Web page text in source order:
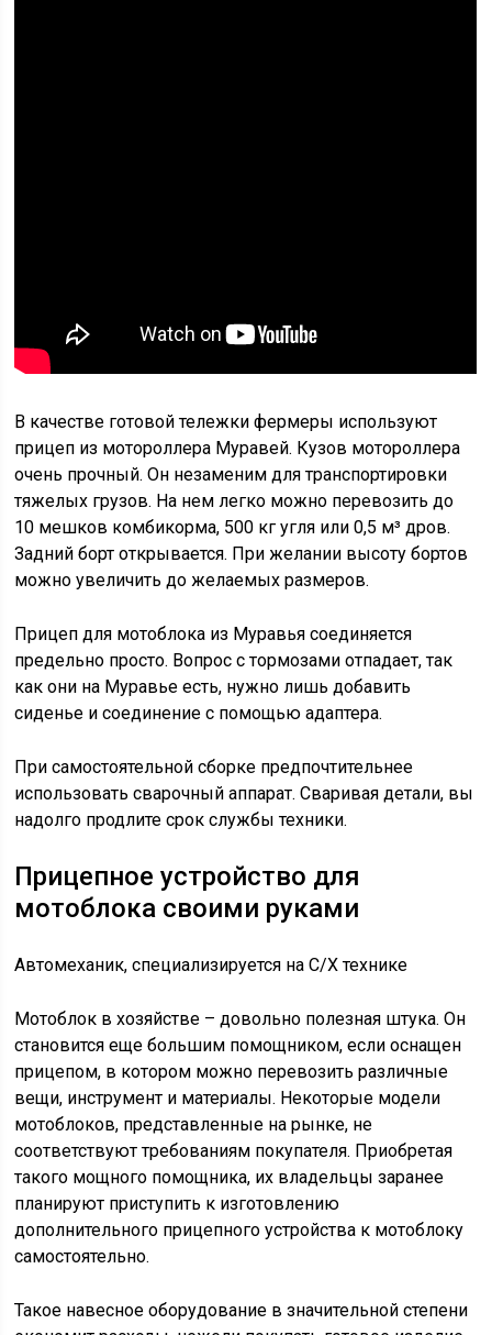
В качестве готовой тележки фермеры используют
прицеп из мотороллера Муравей. Кузов мотороллера
очень прочный. Он незаменим для транспортировки
тяжелых грузов. На нем легко можно перевозить до
10 мешков комбикорма, 500 кг угля или 0,5 м³ дров.
Задний борт открывается. При желании высоту бортов
можно увеличить до желаемых размеров.
Прицеп для мотоблока из Муравья соединяется
предельно просто. Вопрос с тормозами отпадает, так
как они на Муравье есть, нужно лишь добавить
сиденье и соединение с помощью адаптера.
При самостоятельной сборке предпочтительнее
использовать сварочный аппарат. Сваривая детали, вы
надолго продлите срок службы техники.
Прицепное устройство для
мотоблока своими руками
Автомеханик, специализируется на С/Х технике
Мотоблок в хозяйстве – довольно полезная штука. Он
становится еще большим помощником, если оснащен
прицепом, в котором можно перевозить различные
вещи, инструмент и материалы. Некоторые модели
мотоблоков, представленные на рынке, не
соответствуют требованиям покупателя. Приобретая
такого мощного помощника, их владельцы заранее
планируют приступить к изготовлению
дополнительного прицепного устройства к мотоблоку
самостоятельно.
Такое навесное оборудование в значительной степени